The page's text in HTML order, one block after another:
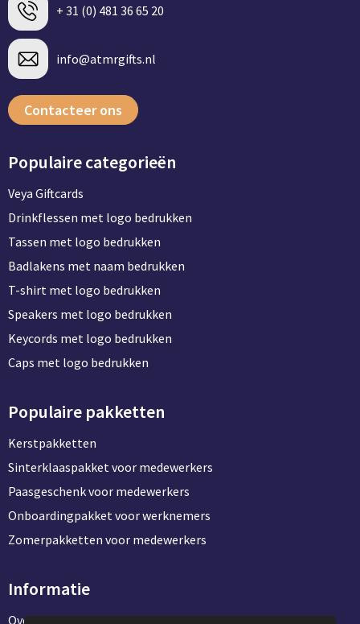
+ 31 (0) 481 36 65 20
info@atmrgifts.nl
Contacteer ons
Populaire categorieën
Veya Giftcards
Drinkflessen met logo bedrukken
Tassen met logo bedrukken
Badlakens met naam bedrukken
T-shirt met logo bedrukken
Speakers met logo bedrukken
Keycords met logo bedrukken
Caps met logo bedrukken
Populaire pakketten
Kerstpakketten
Sinterklaaspakket voor medewerkers
Paasgeschenk voor medewerkers
Onboardingpakket voor werknemers
Zomerpakketten voor medewerkers
Informatie
Over ons